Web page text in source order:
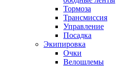
Тормоза
Трансмиссия
Управление
Посадка
Экипировка
Очки
Велошлемы